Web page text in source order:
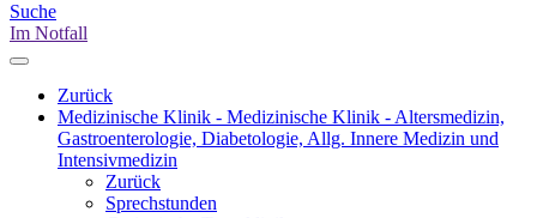
Suche
Im Notfall
Zurück
Medizinische Klinik - Medizinische Klinik - Altersmedizin,
Gastroenterologie, Diabetologie, Allg. Innere Medizin und
Intensivmedizin
Zurück
Sprechstunden